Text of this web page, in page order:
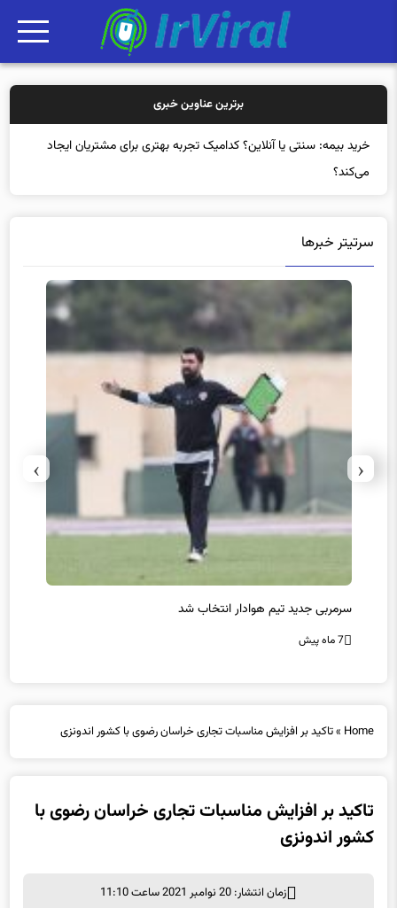
برترین عناوین خبری
خری
سرمربی جدید تیم هوادار انتخاب شد
7 ماه پیش
کشور اندونزی
دسته بندی:خراسان رضوی
شناسه خبر: 182918